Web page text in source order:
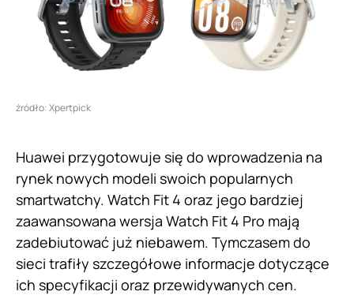
źródło: Xpertpick
Huawei przygotowuje się do wprowadzenia na
rynek nowych modeli swoich popularnych
smartwatchy. Watch Fit 4 oraz jego bardziej
zaawansowana wersja Watch Fit 4 Pro mają
zadebiutować już niebawem. Tymczasem do
sieci trafiły szczegółowe informacje dotyczące
ich specyfikacji oraz przewidywanych cen.